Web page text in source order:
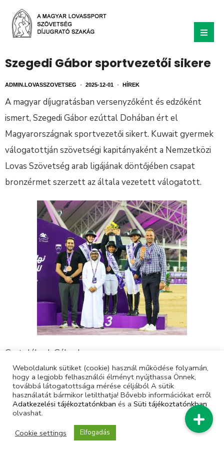
Szegedi Gábor sportvezetői sikere
ADMIN.LOVASSZOVETSEG • 2025-12-01 • HÍREK
A magyar díjugratásban versenyzőként és edzőként
ismert, Szegedi Gábor ezúttal Dohában ért el
Magyarországnak sportvezetői sikert. Kuwait gyermek
válogatottján szövetségi kapitányaként a Nemzetközi
Lovas Szövetség arab ligájának döntőjében csapat
bronzérmet szerzett az általa vezetett válogatott.
Gratulálunk Gábor!
© Magyar Lovas Szövetség | Minden jog fenntartva |
Weboldalunk sütiket (cookie) használ működése folyamán,
hogy a legjobb felhasználói élményt nyújthassa Önnek,
továbbá látogatottsága mérése céljából A sütik
használatát bármikor letilthatja! Bővebb információkat erről
Adatkezelési tájékoztatónkban és a Süti tájékoztatónkban
olvashat.
Cookie settings
Elfogadás